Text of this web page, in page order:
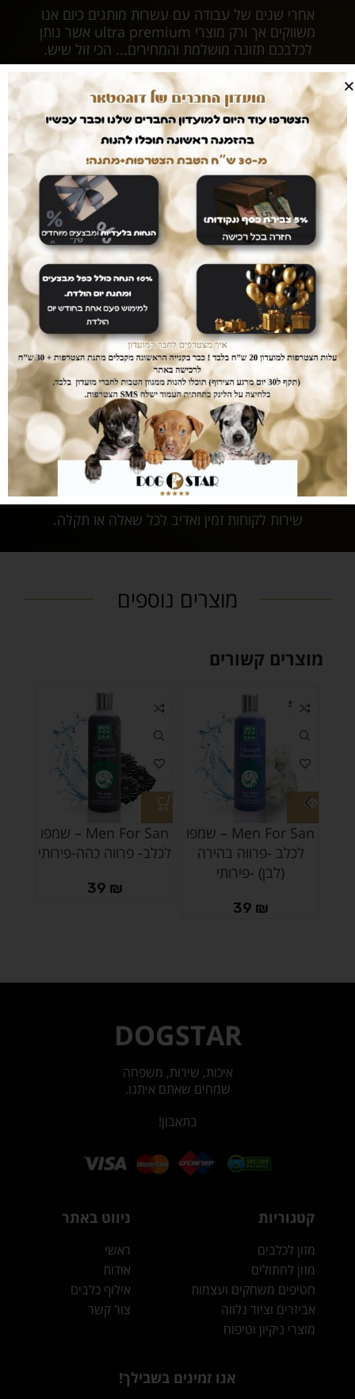
אחרי שנים של עבודה עם עשרות מותגים כיום אנו
משווקים אך ורק מוצרי ultra premium אשר נותן
לכלבכם תזונה מושלמת והמחירים... הכי זול שיש.
עושים לכם חיים קלים
המשלוחים עלינו
עם dogstar אין צורך לצאת מהבית. המשלוח יגיע
אליכם עד הבית ללא עלות נוספת.
דואגים לבטחון שלכם
רכישה בטוחה
ממשק הזמנות מאובטח ונגיש אשר יחסוך לכם זמן יקר
בהזמנת המוצרים.
נותנים לכם מענה
לכל שאלה
שירות לקוחות זמין ואדיב לכל שאלה או תקלה.
מוצרים נוספים
מוצרים קשורים
SOLD
OUT
Men For San – שמפו
לכלב -פרווה בהירה
(לבן) -פירותי
39 ₪
Men For San – שמפו
לכלב- פרווה כהה-פירותי
39 ₪
DOGSTAR
איכות, שירות, משפחה
שמחים שאתם איתנו.
בתאבון!
קטגוריות
מזון לכלבים
מזון לחתולים
חטיפים משחקים ועצמות
אביזרים וציוד נלווה
מוצרי ניקיון וטיפוח
ניווט באתר
ראשי
אודות
אילוף כלבים
צור קשר
אנו זמינים בשבילך!